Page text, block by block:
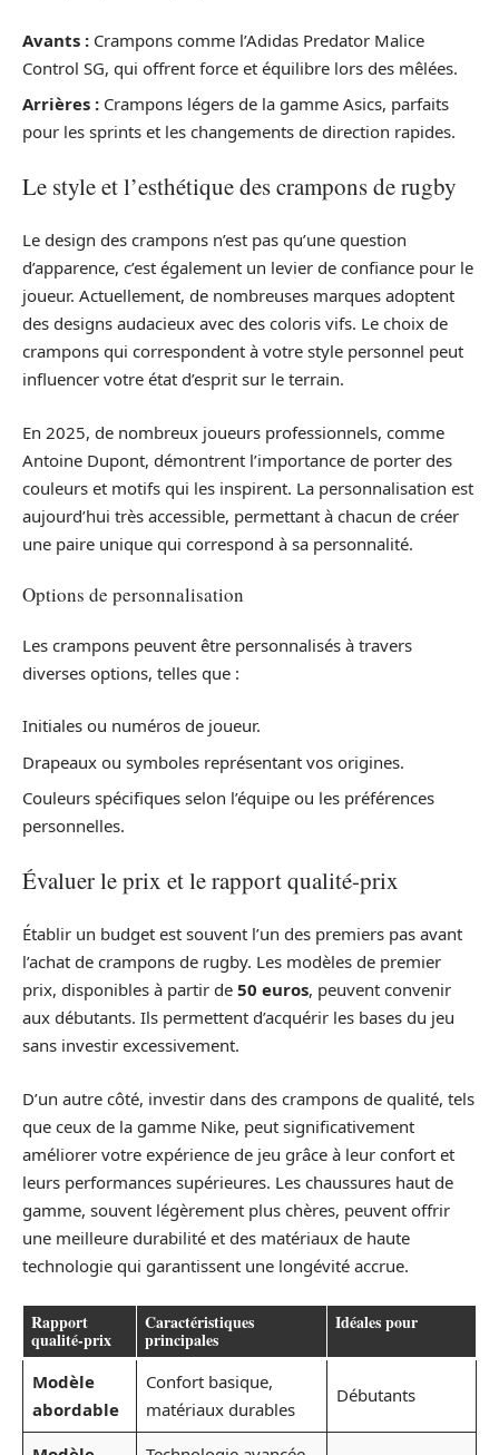
Avants : Crampons comme l’Adidas Predator Malice
Control SG, qui offrent force et équilibre lors des mêlées.
Arrières : Crampons légers de la gamme Asics, parfaits
pour les sprints et les changements de direction rapides.
Le style et l’esthétique des crampons de rugby
Le design des crampons n’est pas qu’une question
d’apparence, c’est également un levier de confiance pour le
joueur. Actuellement, de nombreuses marques adoptent
des designs audacieux avec des coloris vifs. Le choix de
crampons qui correspondent à votre style personnel peut
influencer votre état d’esprit sur le terrain.
En 2025, de nombreux joueurs professionnels, comme
Antoine Dupont, démontrent l’importance de porter des
couleurs et motifs qui les inspirent. La personnalisation est
aujourd’hui très accessible, permettant à chacun de créer
une paire unique qui correspond à sa personnalité.
Options de personnalisation
Les crampons peuvent être personnalisés à travers
diverses options, telles que :
Initiales ou numéros de joueur.
Drapeaux ou symboles représentant vos origines.
Couleurs spécifiques selon l’équipe ou les préférences
personnelles.
Évaluer le prix et le rapport qualité-prix
Établir un budget est souvent l’un des premiers pas avant
l’achat de crampons de rugby. Les modèles de premier
prix, disponibles à partir de 50 euros, peuvent convenir
aux débutants. Ils permettent d’acquérir les bases du jeu
sans investir excessivement.
D’un autre côté, investir dans des crampons de qualité, tels
que ceux de la gamme Nike, peut significativement
améliorer votre expérience de jeu grâce à leur confort et
leurs performances supérieures. Les chaussures haut de
gamme, souvent légèrement plus chères, peuvent offrir
une meilleure durabilité et des matériaux de haute
technologie qui garantissent une longévité accrue.
Rapport
qualité-prix
Caractéristiques
principales
Idéales pour
Modèle
abordable
Confort basique,
matériaux durables
Débutants